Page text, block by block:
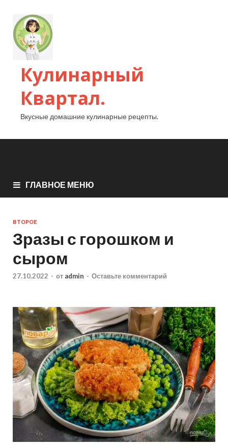
Кулинарный
Квартал.
Вкусные домашние кулинарные рецепты.
ГЛАВНОЕ МЕНЮ
ВТОРОЕ
Зразы с горошком и
сыром
27.10.2022 - от admin - Оставьте комментарий